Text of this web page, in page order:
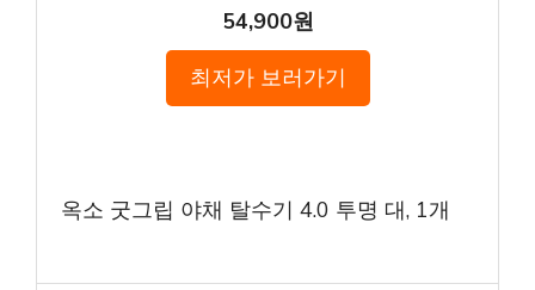
54,900원
최저가 보러가기
옥소 굿그립 야채 탈수기 4.0 투명 대, 1개